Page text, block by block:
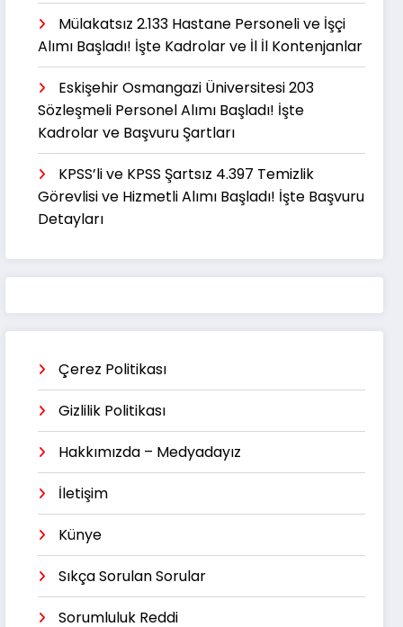
Mülakatsız 2.133 Hastane Personeli ve İşçi
Alımı Başladı! İşte Kadrolar ve İl İl Kontenjanlar
Eskişehir Osmangazi Üniversitesi 203
Sözleşmeli Personel Alımı Başladı! İşte
Kadrolar ve Başvuru Şartları
KPSS’li ve KPSS Şartsız 4.397 Temizlik
Görevlisi ve Hizmetli Alımı Başladı! İşte Başvuru
Detayları
Çerez Politikası
Gizlilik Politikası
Hakkımızda – Medyadayız
İletişim
Künye
Sıkça Sorulan Sorular
Sorumluluk Reddi